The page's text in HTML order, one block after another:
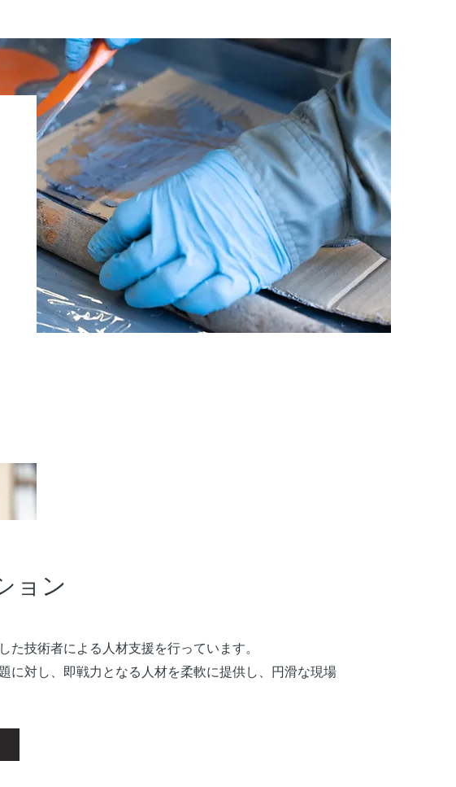
ョン
た技術者による人材支援を行っています。
に対し、即戦力となる人材を柔軟に提供し、円滑な現場